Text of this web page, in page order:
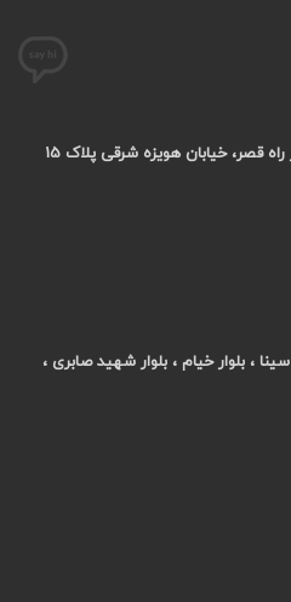
تهران - خیابان شریعتی، بالاتر از چهار راه قصر، خیابان هویزه شرقی پلاک 15
، بلوار خیام ، بلوار شهید صابری ،